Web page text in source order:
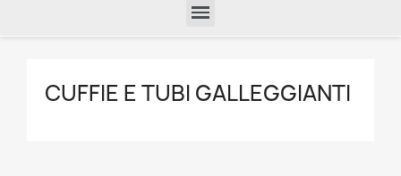
CUFFIE E TUBI GALLEGGIANTI